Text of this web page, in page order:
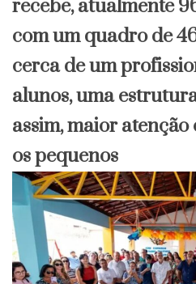
recebe, atualmente
com um quadro de
cerca de um
alunos, uma
assim, maior
os pequenos